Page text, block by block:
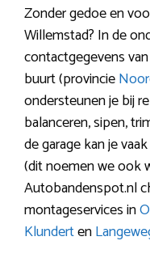
Zonder gedoe en
Willemstad? In de
contactgegevens
buurt (provincie
ondersteunen je bij
balanceren, sipen,
de garage kan je
(dit noemen we ook
Autobandenspot.nl
montageservices in
Klunderten